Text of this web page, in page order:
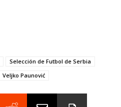
Selección de Futbol de Serbia
Veljko Paunović